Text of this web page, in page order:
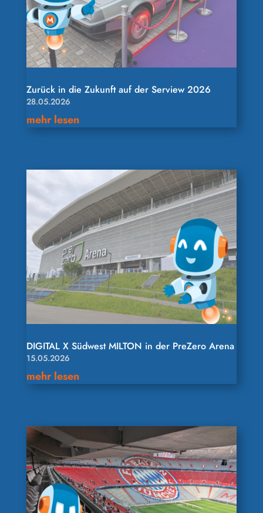
Zurück in die Zukunft auf der Serview 2026
28.05.2026
mehr lesen
DIGITAL X Südwest MILTON in der PreZero Arena
15.05.2026
mehr lesen